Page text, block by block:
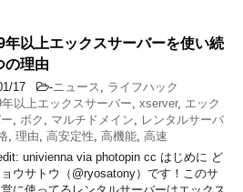
年以上エックスサーバーを使い続
の理由
17 -ニュース
ライフハック
以上エックスサーバー xserver, エック
ボク マルチドメイン
レンタルサーバ
理由 高安定性 高機能 高速
univienna via photopin cc はじめに ど
ウサトウ（@ryosatony）です！このサ